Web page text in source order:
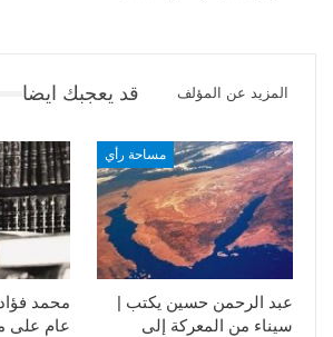
قد يعجبك ايضا المزيد عن المؤلف
محمد
عام على
مساحة رأي
عبد الرحمن حسين يكتب |
سيناء من المعركة إلى